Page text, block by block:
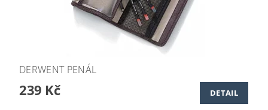
DERWENT PENÁL
239 Kč DETAIL